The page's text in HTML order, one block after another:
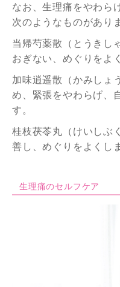
なお、生理痛をやわら
次のようなものがあり
当帰芍薬散（とうきし
おぎない、めぐりをよ
加味逍遥散（かみしょ
め、緊張をやわらげ、
す。
桂枝茯苓丸（けいしぶ
善し、めぐりをよくし
生理痛のセルフケア